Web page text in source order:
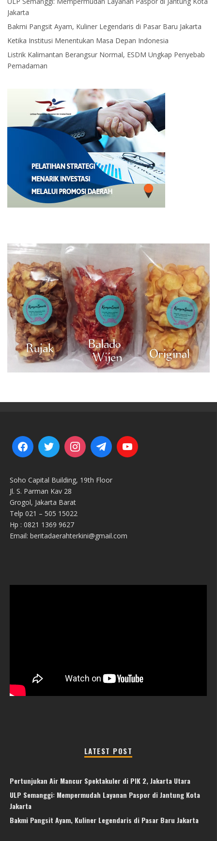
Jakarta
Bakmi Pangsit Ayam, Kuliner Legendaris di Pasar Baru Jakarta
Ketika Institusi Menentukan Masa Depan Indonesia
Listrik Kalimantan Berangsur Normal, ESDM Ungkap Penyebab
Pemadaman
Soho Capital Building, 19th Floor
Jl. S. Parman Kav 28
Grogol, Jakarta Barat
Telp 021 – 505 15022
Hp : 0821 1369 9627
Email: beritadaerahterkini@gmail.com
LATEST POST
Pertunjukan Air Mancur Spektakuler di PIK 2, Jakarta Utara
ULP Semanggi: Mempermudah Layanan Paspor di Jantung Kota
Jakarta
Bakmi Pangsit Ayam, Kuliner Legendaris di Pasar Baru Jakarta